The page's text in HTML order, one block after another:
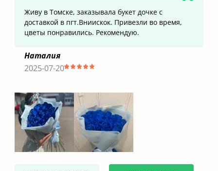
Живу в Томске, заказывала букет дочке с
доставкой в пгт.Вниискок. Привезли во время,
цветы понравились. Рекомендую.
Наталия
2025-07-20